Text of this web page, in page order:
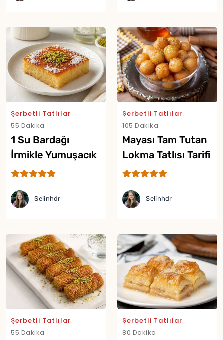
Şerbetli Tatlılar
55 Dakika
1 Su Bardağı
İrmikle Yumuşacık
Tepsi Tatlısı Tarifi
Selinhdr
Şerbetli Tatlılar
105 Dakika
Mayası Tam Tutan
Lokma Tatlısı Tarifi
Selinhdr
Şerbetli Tatlılar
55 Dakika
Şerbetli Tatlılar
80 Dakika